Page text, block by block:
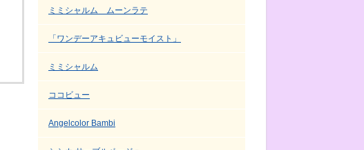
ミミシャルム ムーンラテ
「ワンデーアキュビューモイスト」
ミミシャルム
ココビュー
Angelcolor Bambi